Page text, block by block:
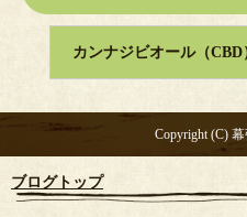
カンナジビオール（
Copyright (C)
ブログトップ